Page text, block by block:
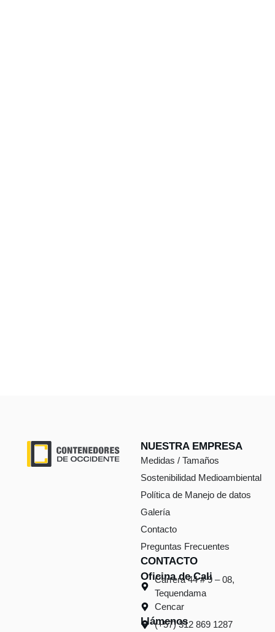
CONTACTO
Oficina de Cali
Carrera 44 # 9 – 08,
Tequendama
Cencar
Llámenos
(+57) 312 869 1287
NUESTRA EMPRESA
Medidas / Tamaños
Sostenibilidad Medioambiental
Política de Manejo de datos
Galería
Contacto
Preguntas Frecuentes